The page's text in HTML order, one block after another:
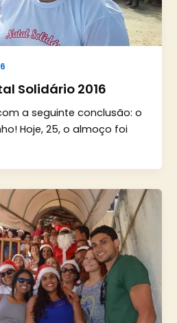
Solidário 2016
a seguinte conclusão: o
Hoje, 25, o almoço foi